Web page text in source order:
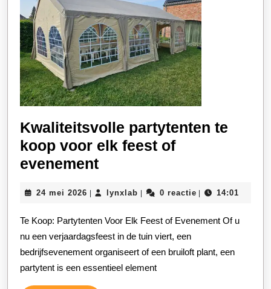
Kwaliteitsvolle partytenten te
koop voor elk feest of
evenementKwaliteitsvolle
te
koop
voor
elk
feest
24 mei 2026 24
2026
lynxlab lynxlab0 reactie 14:01
Te Koop: Partytenten Voor Elk Feest of Evenement Of u
nu een verjaardagsfeest in de tuin viert, een
bedrijfsevenement organiseert of een bruiloft plant, een
partytent is een essentieel element